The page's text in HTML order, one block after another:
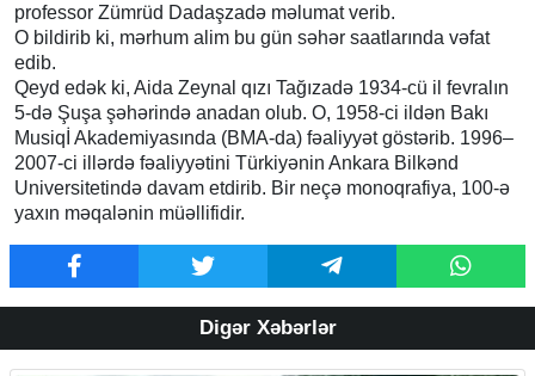
professor Zümrüd Dadaşzadə məlumat verib.
O bildirib ki, mərhum alim bu gün səhər saatlarında vəfat
edib.
Qeyd edək ki, Aida Zeynal qızı Tağızadə 1934-cü il fevralın
5-də Şuşa şəhərində anadan olub. O, 1958-ci ildən Bakı
Musiqİ Akademiyasında (BMA-da) fəaliyyət göstərib. 1996–
2007-ci illərdə fəaliyyətini Türkiyənin Ankara Bilkənd
Universitetində davam etdirib. Bir neçə monoqrafiya, 100-ə
yaxın məqalənin müəllifidir.
Digər Xəbərlər